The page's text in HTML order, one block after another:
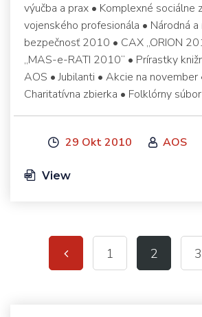
výučba a prax • Komplexné sociálne
vojenského profesionála • Národná a
bezpečnosť 2010 • CAX „ORION
„MAS-e-RATI 2010“ • Prírastky
AOS • Jubilanti • Akcie na
Charitatívna zbierka • Folklórny
29 Okt 2010 AOS
View
1 2 3